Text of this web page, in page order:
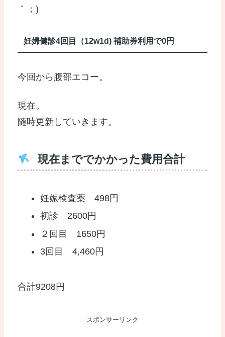
｀；)
妊婦健診4回目（12w1d) 補助券利用で0円
今回から腹部エコー。
現在。
随時更新していきます。
現在まででかかった費用合計
妊娠検査薬 498円
初診 2600円
２回目 1650円
3回目 4,460円
合計9208円
スポンサーリンク